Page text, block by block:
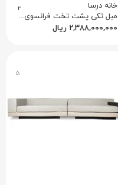
خانه درسا ۲
مبل تکی پشت تخت فرانسوی بدون لمسه
۲,۳۸۸,۰۰۰,۰۰۰ ریال
۵